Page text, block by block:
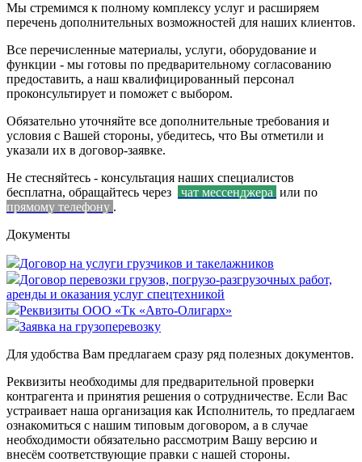
Мы стремимся к полному комплексу услуг и расширяем
перечень дополнительных возможностей для наших клиентов.
Все перечисленные материалы, услуги, оборудование и
функции - мы готовы по предварительному согласованию
предоставить, а наш квалифицированный персонал
проконсультирует и поможет с выбором.
Обязательно уточняйте все дополнительные требования и
условия с Вашей стороны, убедитесь, что Вы отметили и
указали их в договор-заявке.
Не стесняйтесь - консультация наших специалистов
бесплатна, обращайтесь через
чат мессенджера или по
прямому телефону .
Документы
Договор на услуги грузчиков и такелажников
Договор перевозки грузов, погрузо-разгрузочных работ,
аренды и оказания услуг спецтехникой
Реквизиты ООО «Тк «Авто-Олигарх»
Заявка на грузоперевозку
Для удобства Вам предлагаем сразу ряд полезных документов.
Реквизиты необходимы для предварительной проверки
контрагента и принятия решения о сотрудничестве. Если Вас
устраивает наша организация как Исполнитель, то предлагаем
ознакомиться с нашим типовым договором, а в случае
необходимости обязательно рассмотрим Вашу версию и
внесём соответствующие правки с нашей стороны.